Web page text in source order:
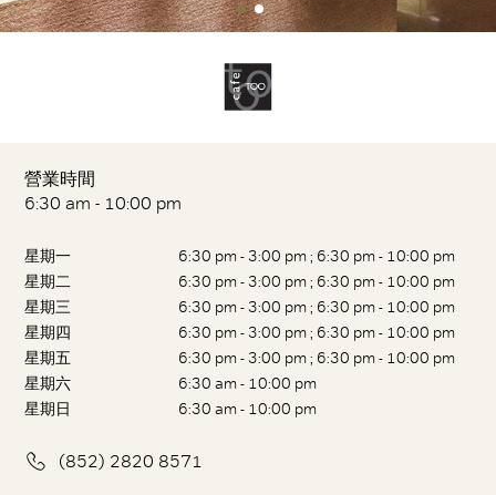
營業時間
6:30 am - 10:00 pm
星期一
6:30 pm - 3:00 pm ; 6:30 pm - 10:00 pm
星期二
6:30 pm - 3:00 pm ; 6:30 pm - 10:00 pm
星期三
6:30 pm - 3:00 pm ; 6:30 pm - 10:00 pm
星期四
6:30 pm - 3:00 pm ; 6:30 pm - 10:00 pm
星期五
6:30 pm - 3:00 pm ; 6:30 pm - 10:00 pm
星期六
6:30 am - 10:00 pm
星期日
6:30 am - 10:00 pm
(852) 2820 8571